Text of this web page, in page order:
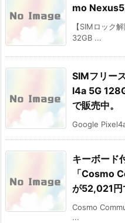
mo
【SIMロック
32GB ...
SIMフリー
l4a 5G
で販売中。
Google
キーボード
「Cosmo
が52,021円
Cosmo
...